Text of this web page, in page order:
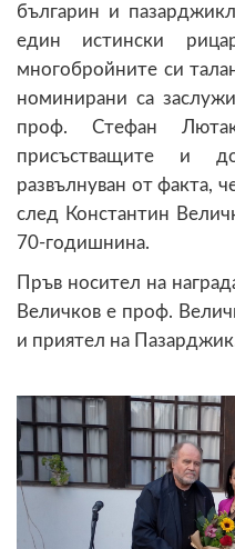
българин и
един истински
многобройните си
номинирани са
проф. Стефан
присъстващите и
развълнуван от факта,
след Константин
70-годишнина.
Пръв носител на
Величков е проф.
и приятел на